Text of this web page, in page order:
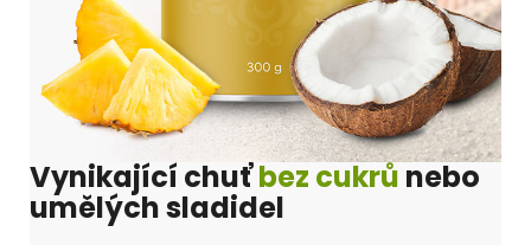
Vynikající chuťbez cukrů nebo
umělých sladidel